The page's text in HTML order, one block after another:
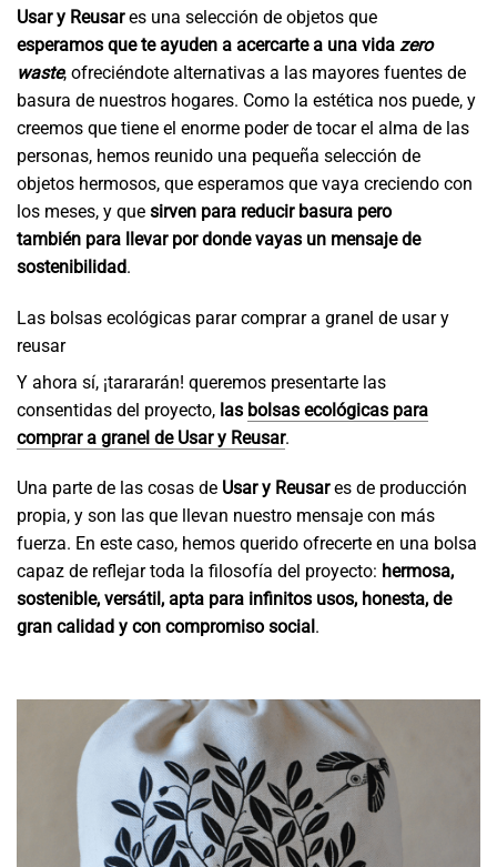
Usar y Reusares una selección de objetos que
esperamos que te ayuden a acercarte a una vida zero
waste, ofreciéndote alternativas a las mayores fuentes de
basura de nuestros hogares. Como la estética nos puede, y
creemos que tiene el enorme poder de tocar el alma de las
personas, hemos reunido una pequeña selección de
objetos hermosos, que esperamos que vaya creciendo con
los meses, y que sirven para reducir basura pero
también para llevar por donde vayas un mensaje de
sostenibilidad.
Las bolsas ecológicas parar comprar a granel de usar y
reusar
Y ahora sí, ¡tarararán! queremos presentarte las
consentidas del proyecto, las bolsas ecológicas para
comprar a granel de Usar y Reusar.
Una parte de las cosas de Usar y Reusares de producción
propia, y son las que llevan nuestro mensaje con más
fuerza. En este caso, hemos querido ofrecerte en una bolsa
capaz de reflejar toda la filosofía del proyecto: hermosa,
sostenible, versátil, apta para infinitos usos, honesta, de
gran calidad y con compromiso social .